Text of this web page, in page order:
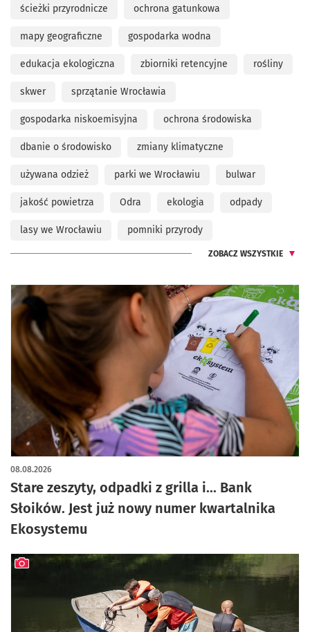
ścieżki przyrodnicze ochrona gatunkowa
mapy geograficzne gospodarka wodna
edukacja ekologiczna zbiorniki retencyjne rośliny
skwer sprzątanie Wrocławia
gospodarka niskoemisyjna ochrona środowiska
dbanie o środowisko zmiany klimatyczne
używana odzież parki we Wrocławiu bulwar
jakość powietrza Odra ekologia odpady
lasy we Wrocławiu pomniki przyrody
ZOBACZ WSZYSTKIE
Stare zeszyty, odpadki z grilla i... Bank
Słoików. Jest już nowy numer kwartalnika
Ekosystemu
08.08.2026